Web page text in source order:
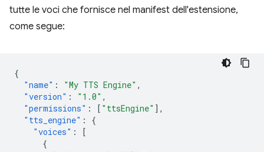
tutte le voci che fornisce nel manifest dell'estensione,
come segue:
{
"name" : "My TTS Engine" ,
"version" : "1.0" ,
"permissions" : [ "ttsEngine" ],
"tts_engine" :
{
"voices" :
[
{